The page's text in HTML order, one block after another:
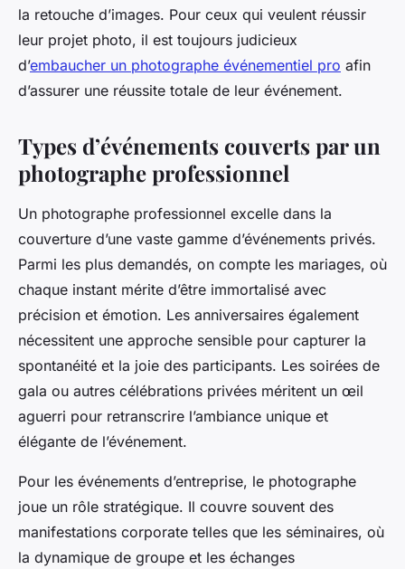
la retouche d’images. Pour ceux qui veulent réussir
leur projet photo, il est toujours judicieux
d’embaucher un photographe événementiel pro afin
d’assurer une réussite totale de leur événement.
Types d’événements couverts par un
photographe professionnel
Un photographe professionnel excelle dans la
couverture d’une vaste gamme d’événements privés.
Parmi les plus demandés, on compte les mariages, où
chaque instant mérite d’être immortalisé avec
précision et émotion. Les anniversaires également
nécessitent une approche sensible pour capturer la
spontanéité et la joie des participants. Les soirées de
gala ou autres célébrations privées méritent un œil
aguerri pour retranscrire l’ambiance unique et
élégante de l’événement.
Pour les événements d’entreprise, le photographe
joue un rôle stratégique. Il couvre souvent des
manifestations corporate telles que les séminaires, où
la dynamique de groupe et les échanges